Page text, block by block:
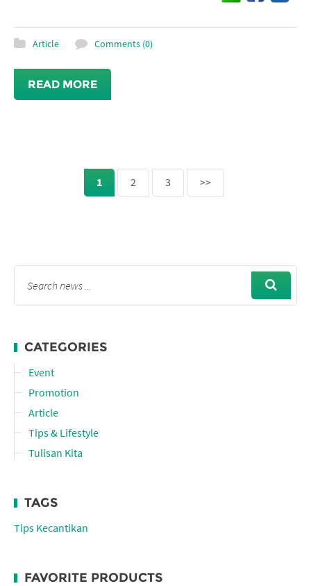
Article Comments (0)
READ MORE
1 2 3 >>
CATEGORIES
Event
Promotion
Article
Tips & Lifestyle
Tulisan Kita
TAGS
Tips Kecantikan
FAVORITE PRODUCTS